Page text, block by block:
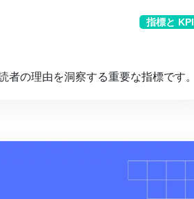
指標と KPI
者の理由を洞察する重要な指標です。